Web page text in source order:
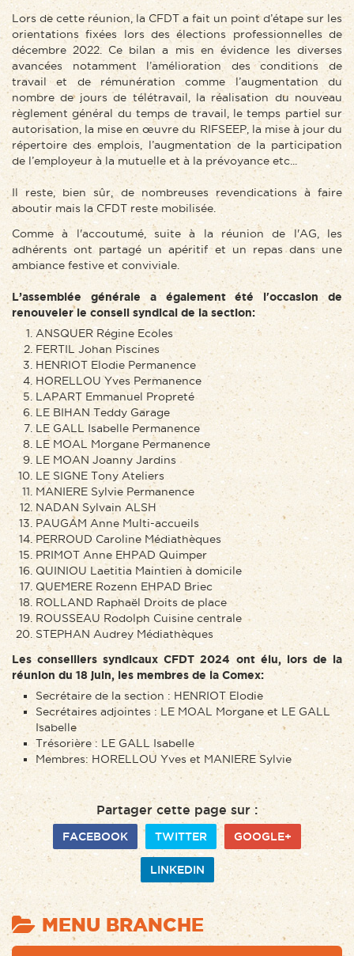
Lors de cette réunion, la CFDT a fait un point d’étape sur les
orientations fixées lors des élections professionnelles de
décembre 2022. Ce bilan a mis en évidence les diverses
avancées notamment l’amélioration des conditions de
travail et de rémunération comme l’augmentation du
nombre de jours de télétravail, la réalisation du nouveau
règlement général du temps de travail, le temps partiel sur
autorisation, la mise en œuvre du RIFSEEP, la mise à jour du
répertoire des emplois, l’augmentation de la participation
de l’employeur à la mutuelle et à la prévoyance etc...
Il reste, bien sûr, de nombreuses revendications à faire
aboutir mais la CFDT reste mobilisée.
Comme à l'accoutumé, suite à la réunion de l'AG, les
adhérents ont partagé un apéritif et un repas dans une
ambiance festive et conviviale.
L’assemblée générale a également été l'occasion de
renouveler le conseil syndical de la section:
ANSQUER Régine Ecoles
FERTIL Johan Piscines
HENRIOT Elodie Permanence
HORELLOU Yves Permanence
LAPART Emmanuel Propreté
LE BIHAN Teddy Garage
LE GALL Isabelle Permanence
LE MOAL Morgane Permanence
LE MOAN Joanny Jardins
LE SIGNE Tony Ateliers
MANIERE Sylvie Permanence
NADAN Sylvain ALSH
PAUGAM Anne Multi-accueils
PERROUD Caroline Médiathèques
PRIMOT Anne EHPAD Quimper
QUINIOU Laetitia Maintien à domicile
QUEMERE Rozenn EHPAD Briec
ROLLAND Raphaël Droits de place
ROUSSEAU Rodolph Cuisine centrale
STEPHAN Audrey Médiathèques
Les conseillers syndicaux CFDT 2024 ont élu, lors de la
réunion du 18 juin, les membres de la Comex:
Secrétaire de la section : HENRIOT Elodie
Secrétaires adjointes : LE MOAL Morgane et LE GALL
Isabelle
Trésorière : LE GALL Isabelle
Membres: HORELLOU Yves et MANIERE Sylvie
Partager cette page sur :
FACEBOOK TWITTER GOOGLE+
LINKEDIN
MENU BRANCHE